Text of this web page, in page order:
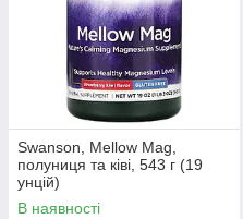
Swanson, Mellow Mag,
полуниця та ківі, 543 г (19
унцій)
В наявності